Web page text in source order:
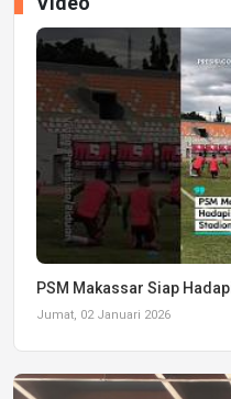
PSM Makassar Siap
Jumat, 02 Januari 2026